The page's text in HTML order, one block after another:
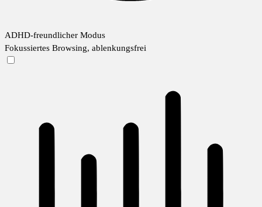
ADHD-freundlicher Modus
Fokussiertes Browsing, ablenkungsfrei